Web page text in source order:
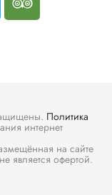
Политика
интернет
на сайте
является офертой.